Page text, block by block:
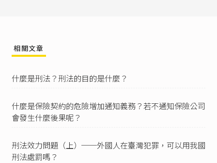
中華民國刑法第184條
者，處三年以上十年以下有期徒刑。」
舟、車、航空機傾覆或破壞者，依前條第一項之
規定處斷。」
號刑事判決：「次按刑法第184 條第2 項為加重結
果犯之規定，以犯同條第1 項之罪（損壞軌道、
相關文章
什麼是刑法？刑法的目的是什麼？
什麼是保險契約的危險增加通知義務？若不通知保險公司
會發生什麼後果呢？
刑法效力問題（上）──外國人在臺灣犯罪，可以用我國
刑法處罰嗎？